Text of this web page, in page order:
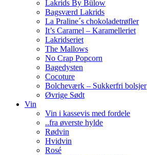
Lakrids By Bülow
Bagsværd Lakrids
La Praline´s chokoladetrøfler
It’s Caramel – Karamelleriet
Lakridseriet
The Mallows
No Crap Popcorn
Bagedysten
Cocoture
Bolcheværk – Sukkerfri bolsjer
Øvrige Sødt
Vin
Vin i kassevis med fordele
..fra øverste hylde
Rødvin
Hvidvin
Rosé